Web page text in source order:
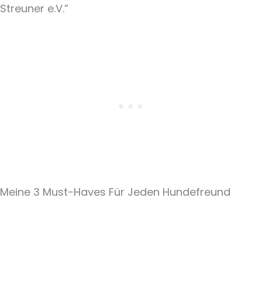
Streuner e.V.”
Meine 3 Must-Haves Für Jeden Hundefreund​